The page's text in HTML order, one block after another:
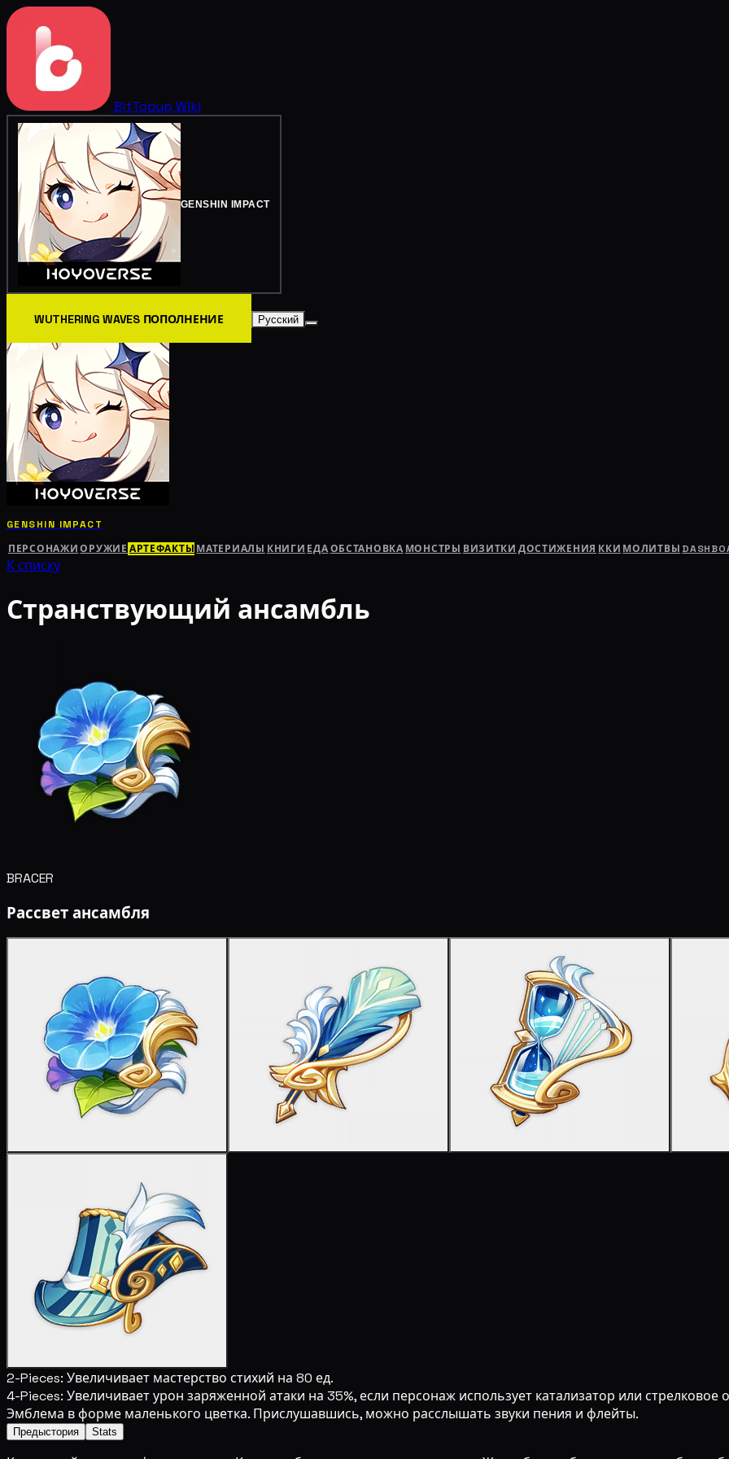
BitTopup Wiki
GENSHIN IMPACT
WUTHERING WAVES ПОПОЛНЕНИЕ Русский
GENSHIN IMPACT
ПЕРСОНАЖИ ОРУЖИЕ АРТЕФАКТЫ МАТЕРИАЛЫ КНИГИ ЕДАОБСТАНОВКА МОНСТРЫ ВИЗИТКИ ДОСТИЖЕНИЯ ККИ МОЛИТВЫ
К списку
Странствующий ансамбль
BRACER
Рассвет ансамбля
2-Pieces: Увеличивает мастерство стихий на 80 ед.
4-Pieces: Увеличивает урон заряженной атаки на 35%, если персонаж использует катализатор или стрелковое
Эмблема в форме маленького цветка. Прислушавшись, можно расслышать звуки пения и флейты.
Предыстория Stats